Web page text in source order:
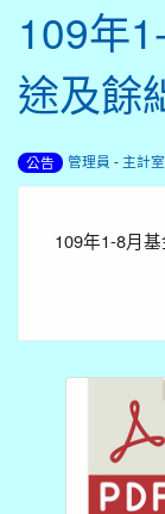
109年
途及餘
公告 管理員 - 主計室
109年1-8月